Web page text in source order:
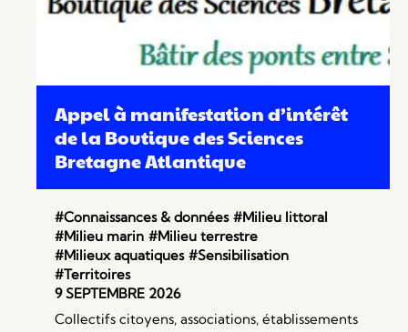
Appel à manifestation d’intérêt
de la Boutique des Sciences
Bretagne Atlantique
#Connaissances & données #Milieu littoral
#Milieu marin #Milieu terrestre
#Milieux aquatiques #Sensibilisation
#Territoires
9 SEPTEMBRE 2026
Collectifs citoyens, associations, établissements